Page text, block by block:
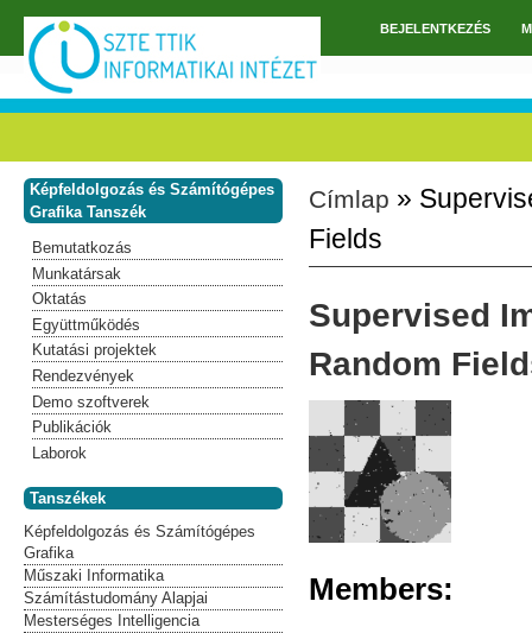
Ugrás a tartalomra
FőmenüBEJELENTKEZÉS
Jelenlegi hely
Címlap »
Fields
Supervised
Random
Members:
Képfeldolgozás és Számítógépes
Grafika Tanszék
Bemutatkozás
Munkatársak
Oktatás
Együttműködés
Kutatási projektek
Rendezvények
Demo szoftverek
Publikációk
Laborok
Tanszékek
Képfeldolgozás és Számítógépes
Grafika
Műszaki Informatika
Számítástudomány Alapjai
Mesterséges Intelligencia